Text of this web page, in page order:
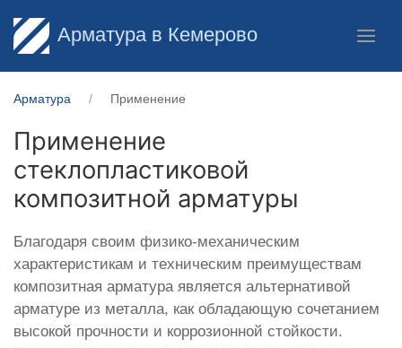
Арматура в Кемерово
Арматура Применение
Применение
стеклопластиковой
композитной арматуры
Благодаря своим физико-механическим
характеристикам и техническим преимуществам
композитная арматура является альтернативой
арматуре из металла, как обладающую сочетанием
высокой прочности и коррозионной стойкости.